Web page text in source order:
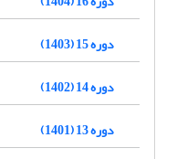
دوره 15 (1403)
دوره 14 (1402)
دوره 13 (1401)